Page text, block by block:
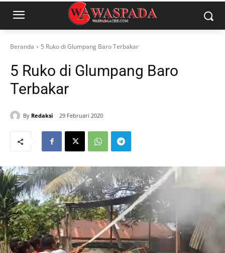
Beranda 5 Ruko di Glumpang Baro Terbakar
5 Ruko di Glumpang Baro
Terbakar
By Redaksi 29 Februari 2020